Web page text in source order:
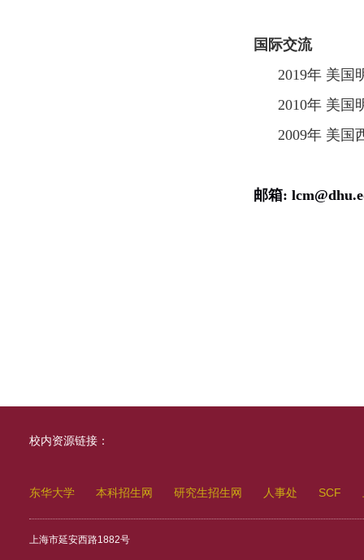
国际交流
2019年 美国
2010年 美国
2009年 美国
邮箱: lcm@
校内资源链接：
东华大学 本科招生网 研究生招生网 人事处 SCF
上海市延安西路1882号